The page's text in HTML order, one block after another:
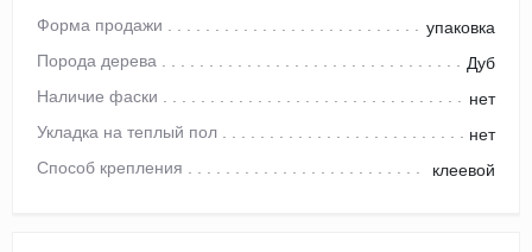
Форма продажи
упаковка
Порода дерева
Дуб
Наличие фаски
нет
Укладка на теплый пол
нет
Способ крепления
клеевой